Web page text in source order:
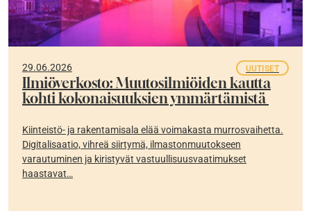
29.06.2026 UUTISET
Ilmiöverkosto: Muutosilmiöiden kautta
kohti kokonaisuuksien ymmärtämistä
Kiinteistö- ja rakentamisala elää voimakasta murrosvaihetta.
Digitalisaatio, vihreä siirtymä, ilmastonmuutokseen
varautuminen ja kiristyvät vastuullisuusvaatimukset
haastavat…